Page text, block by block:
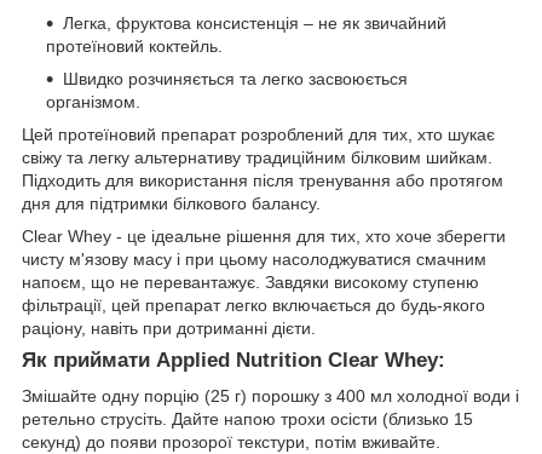
Легка, фруктова консистенція – не як звичайний
протеїновий коктейль.
Швидко розчиняється та легко засвоюється
організмом.
Цей протеїновий препарат розроблений для тих, хто шукає
свіжу та легку альтернативу традиційним білковим шийкам.
Підходить для використання після тренування або протягом
дня для підтримки білкового балансу.
Clear Whey - це ідеальне рішення для тих, хто хоче зберегти
чисту м'язову масу і при цьому насолоджуватися смачним
напоєм, що не перевантажує. Завдяки високому ступеню
фільтрації, цей препарат легко включається до будь-якого
раціону, навіть при дотриманні дієти.
Як приймати Applied Nutrition Clear Whey:
Змішайте одну порцію (25 г) порошку з 400 мл холодної води і
ретельно струсіть. Дайте напою трохи осісти (близько 15
секунд) до появи прозорої текстури, потім вживайте.